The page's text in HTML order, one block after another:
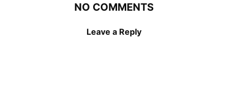
NO COMMENTS
Leave a Reply